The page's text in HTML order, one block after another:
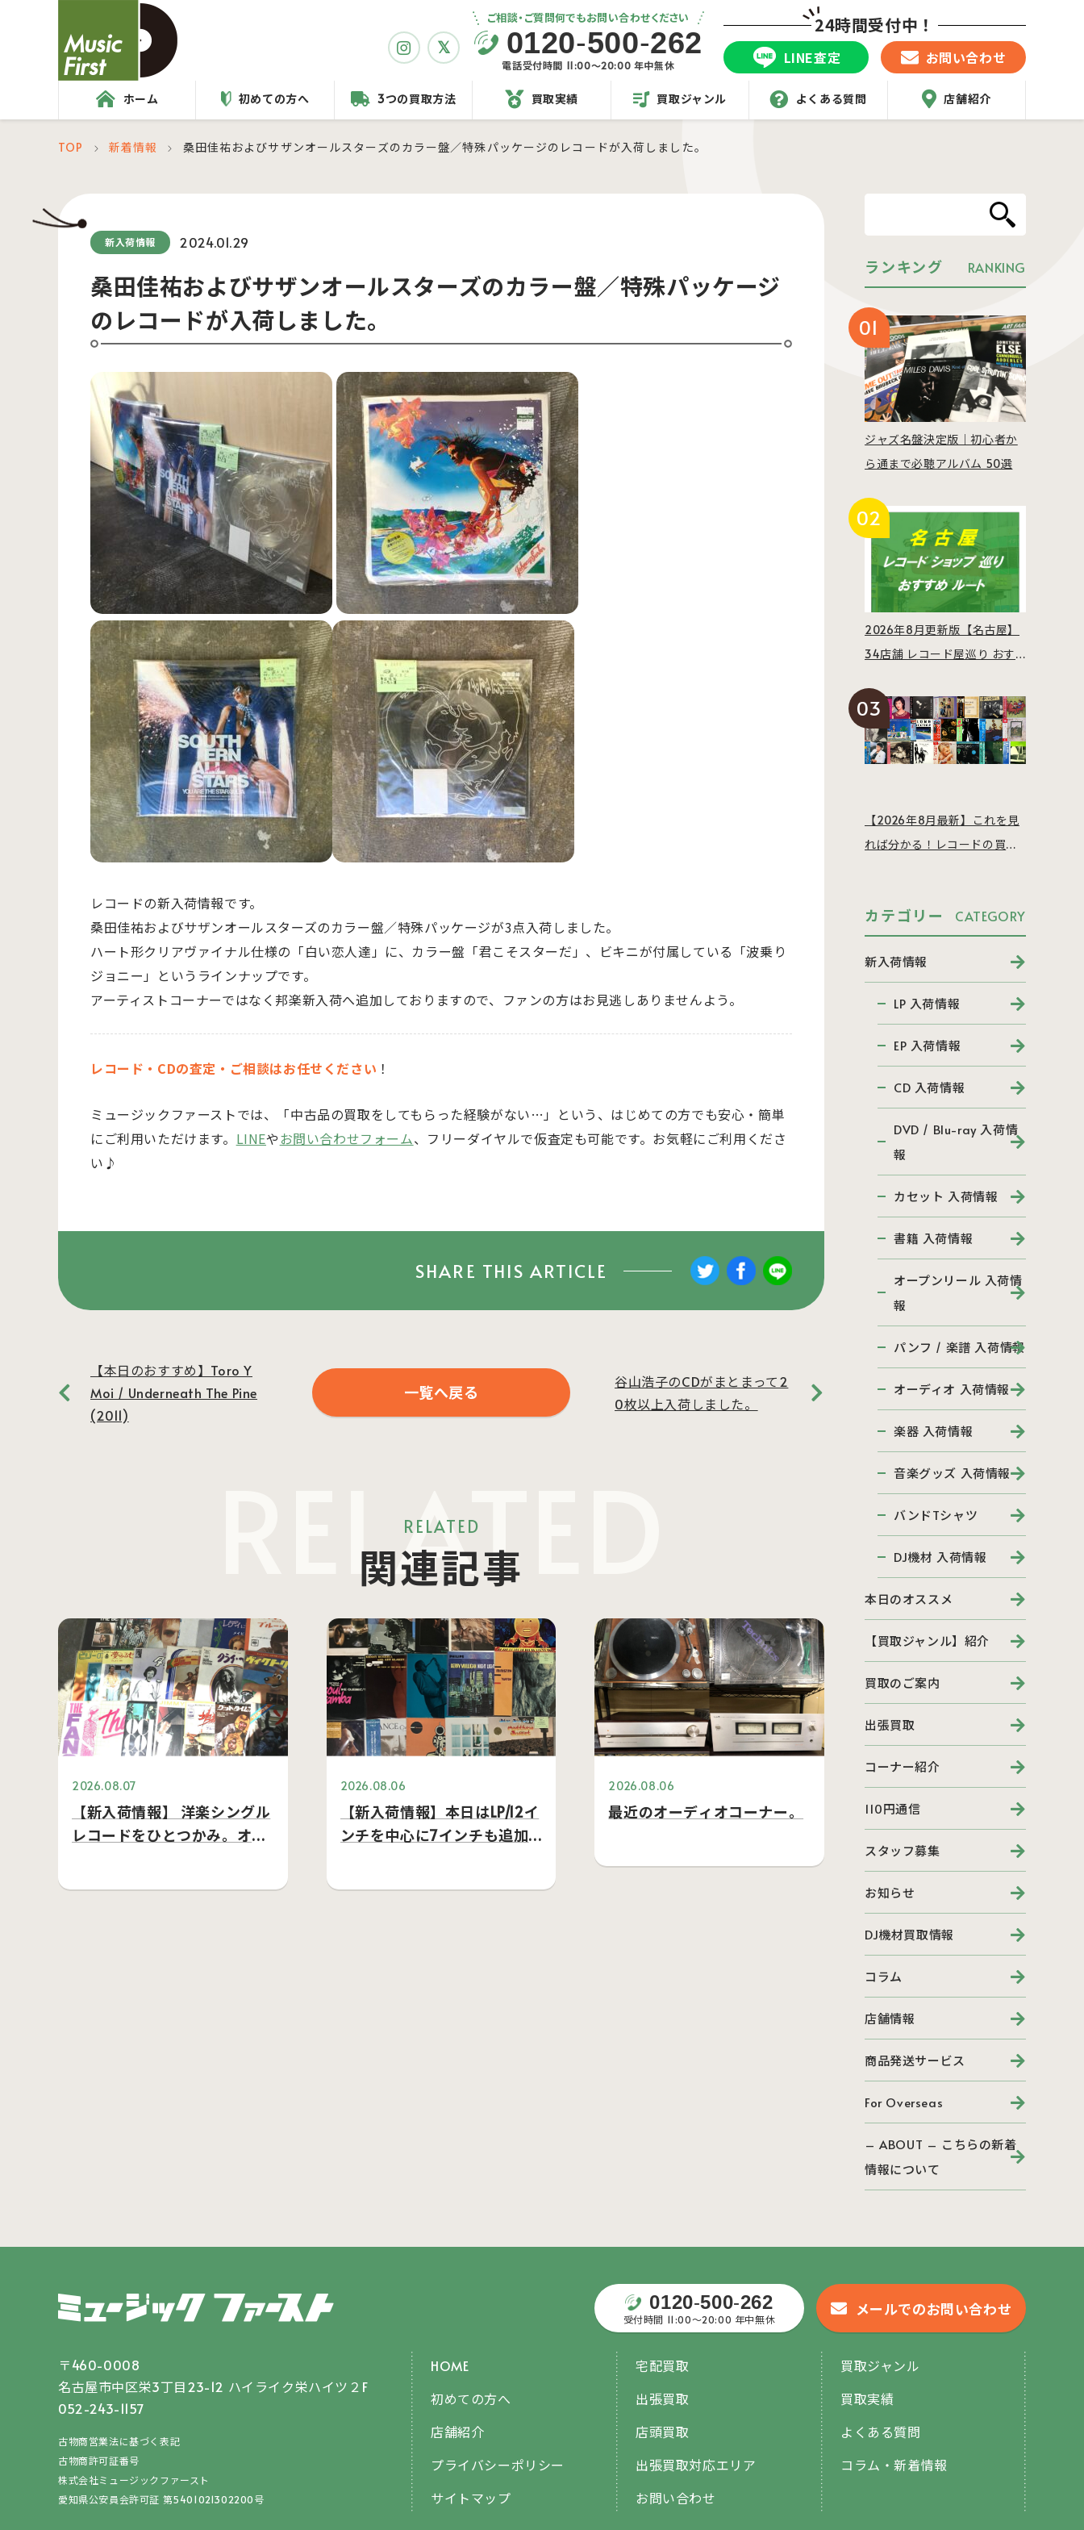
ホーム 初めての方へ 3つの買取方法 買取実績 買取ジャンル よくある質問 店舗紹介
ご相談・ご質問何でもお問い合わせください
0120-500-262
電話受付時間 11:00〜20:00 年中無休
24時間受付中！
LINE査定 お問い合わせ
TOP ＞ 新着情報 ＞ 桑田佳祐およびサザンオールスターズのカラー盤／特殊パッケージのレコードが入荷しました。
新入荷情報 2024.01.29
桑田佳祐およびサザンオールスターズのカラー盤／特殊パッケージ
のレコードが入荷しました。
レコードの新入荷情報です。
桑田佳祐およびサザンオールスターズのカラー盤／特殊パッケージが3点入荷しました。
ハート形クリアヴァイナル仕様の「白い恋人達」に、カラー盤「君こそスターだ」、ビキニが付属している「波乗り
ジョニー」というラインナップです。
アーティストコーナーではなく邦楽新入荷へ追加しておりますので、ファンの方はお見逃しありませんよう。
レコード・CDの査定・ご相談はお任せください ！
ミュージックファーストでは、「中古品の買取をしてもらった経験がない…」という、はじめての方でも安心・簡単
にご利用いただけます。 LINEやお問い合わせフォーム、フリーダイヤルで仮査定も可能です。お気軽にご利用くださ
い♪
SHARE THIS ARTICLE
【本日のおすすめ】Toro Y
Moi / Underneath The Pine
(2011)
一覧へ戻る
谷山浩子のCDがまとまって2
0枚以上入荷しました。
RELATED
RELATED
関連記事
2026.08.07
【新入荷情報】 洋楽シングル
レコードをひとつかみ。オー
2026.08.06
【新入荷情報】本日はLP/12イ
ンチを中心に7インチも追加
2026.08.06
最近のオーディオコーナー。
ランキング RANKING
ジャズ名盤決定版｜初心者か
ら通まで必聴アルバム 50選
2026年8月更新版【名古屋】
34店舗 レコード屋巡り おす
【2026年8月最新】これを見
れば分かる！レコードの買取
カテゴリー CATEGORY
新入荷情報
LP 入荷情報
EP 入荷情報
CD 入荷情報
DVD / Blu-ray 入荷情
報
カセット 入荷情報
書籍 入荷情報
オープンリール 入荷情
報
パンフ / 楽譜 入荷情報
オーディオ 入荷情報
楽器 入荷情報
音楽グッズ 入荷情報
バンドTシャツ
DJ機材 入荷情報
本日のオススメ
【買取ジャンル】紹介
買取のご案内
出張買取
コーナー紹介
110円通信
スタッフ募集
お知らせ
DJ機材買取情報
コラム
店舗情報
商品発送サービス
For Overseas
– ABOUT – こちらの新着
情報について
HOME
初めての方へ
店舗紹介
プライバシーポリシー
サイトマップ
宅配買取
出張買取
店頭買取
出張買取対応エリア
お問い合わせ
買取ジャンル
買取実績
よくある質問
コラム・新着情報
0120-500-262
受付時間 11:00〜20:00 年中無休
メールでのお問い合わせ
〒460-0008
名古屋市中区栄3丁目23-12 ハイライク栄ハイツ２F
052-243-1157
古物商営業法に基づく表記
古物商許可証番号
株式会社ミュージックファースト
愛知県公安員会許可証 第5401021302200号